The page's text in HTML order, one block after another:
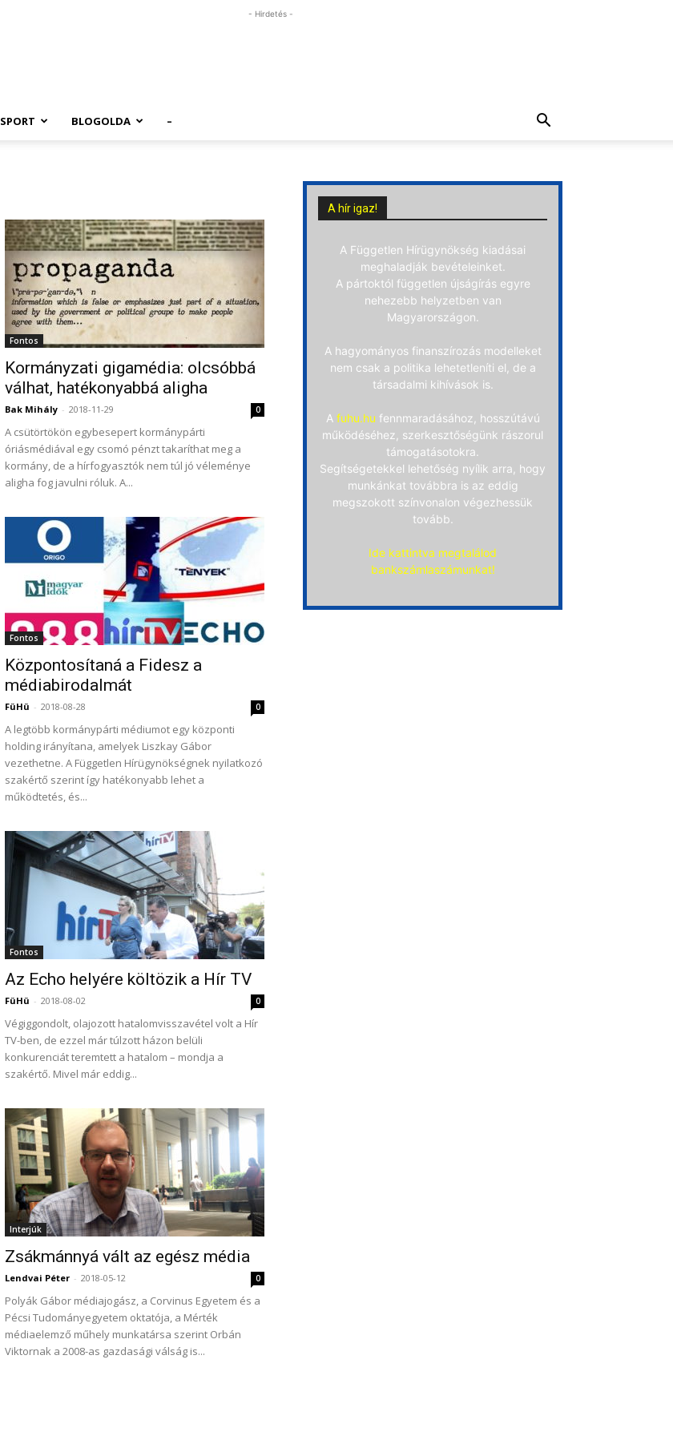
- Hirdetés -
SPORT BLOGOLDA –
Fontos
Kormányzati gigamédia: olcsóbbá
válhat, hatékonyabbá aligha
Bak Mihály - 2018-11-29 0
A csütörtökön egybesepert kormánypárti
óriásmédiával egy csomó pénzt takaríthat meg a
kormány, de a hírfogyasztók nem túl jó véleménye
aligha fog javulni róluk. A...
Fontos
Központosítaná a Fidesz a
médiabirodalmát
FüHü - 2018-08-28 0
A legtöbb kormánypárti médiumot egy központi
holding irányítana, amelyek Liszkay Gábor
vezethetne. A Független Hírügynökségnek nyilatkozó
szakértő szerint így hatékonyabb lehet a
működtetés, és...
Fontos
Az Echo helyére költözik a Hír TV
FüHü - 2018-08-02 0
Végiggondolt, olajozott hatalomvisszavétel volt a Hír
TV-ben, de ezzel már túlzott házon belüli
konkurenciát teremtett a hatalom – mondja a
szakértő. Mivel már eddig...
Interjúk
Zsákmánnyá vált az egész média
Lendvai Péter - 2018-05-12 0
Polyák Gábor médiajogász, a Corvinus Egyetem és a
Pécsi Tudományegyetem oktatója, a Mérték
médiaelemző műhely munkatársa szerint Orbán
Viktornak a 2008-as gazdasági válság is...
A hír igaz!
A Független Hírügynökség kiadásai
meghaladják bevételeinket.
A pártoktól független újságírás egyre
nehezebb helyzetben van
Magyarországon.
A hagyományos finanszírozás modelleket
nem csak a politika lehetetleníti el, de a
társadalmi kihívások is.
A fuhu.hu fennmaradásához, hosszútávú
működéséhez, szerkesztőségünk rászorul
támogatásotokra.
Segítségetekkel lehetőség nyílik arra, hogy
munkánkat továbbra is az eddig
megszokott színvonalon végezhessük
tovább.
Ide kattintva megtalálod
bankszámlaszámunkat!